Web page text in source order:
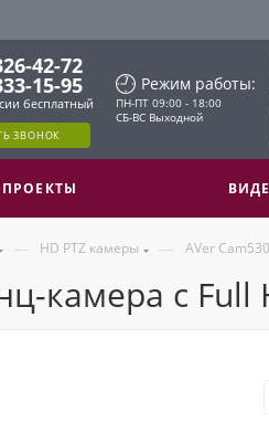
42-72
15-95
бесплатный
ЗВОНОК
Режим работы:
ПН-ПТ 09:00 - 18:00
СБ-ВС Выходной
— HD PTZ камеры — AVer
камера с Full